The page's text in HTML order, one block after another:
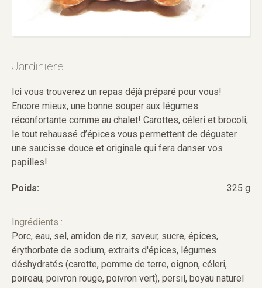
Jardinière
Ici vous trouverez un repas déjà préparé pour vous!
Encore mieux, une bonne souper aux légumes
réconfortante comme au chalet! Carottes, céleri et brocoli,
le tout rehaussé d’épices vous permettent de déguster
une saucisse douce et originale qui fera danser vos
papilles!
Poids: 325 g
Ingrédients :
Porc, eau, sel, amidon de riz, saveur, sucre, épices,
érythorbate de sodium, extraits d'épices, légumes
déshydratés (carotte, pomme de terre, oignon, céleri,
poireau, poivron rouge, poivron vert), persil, boyau naturel